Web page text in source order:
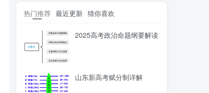
热门推荐 最近更新 猜你喜欢
2025高考政治命题纲要解读
山东新高考赋分制详解